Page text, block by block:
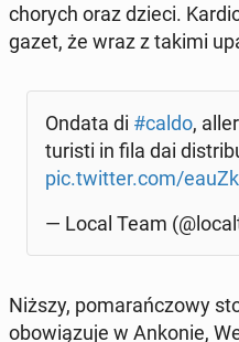
chorych oraz dzieci.
gazet, że wraz z takimi
Ondata di #caldo,
turisti in fila dai
pic.twitter.com/
— Local Team
Niższy, po­ma­rań­czo­wy
obo­wią­zu­je w Ankonie,